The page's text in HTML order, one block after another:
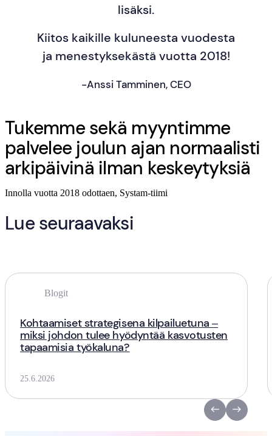
lisäksi.
Kiitos kaikille kuluneesta vuodesta
ja menestyksekästä vuotta 2018!
-Anssi Tamminen, CEO
Tukemme sekä myyntimme
palvelee joulun ajan normaalisti
arkipäivinä ilman keskeytyksiä
Innolla vuotta 2018 odottaen, Systam-tiimi
Lue seuraavaksi
Blogit
Kohtaamiset strategisena kilpailuetuna –
miksi johdon tulee hyödyntää kasvotusten
tapaamisia työkaluna?
25.6.2026